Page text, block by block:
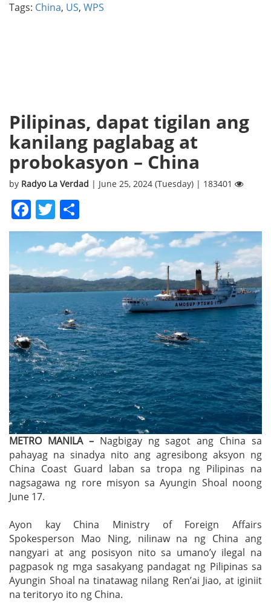
Tags: China, US, WPS
Pilipinas, dapat tigilan ang
kanilang paglabag at
probokasyon – China
by Radyo La Verdad | June 25, 2024 (Tuesday) | 183401
Facebook
Twitter
METRO MANILA –Nagbigay ng sagot ang China sa
pahayag na sinadya nito ang agresibong aksyon ng
China Coast Guard laban sa tropa ng Pilipinas na
nagsagawa ng rore misyon sa Ayungin Shoal noong
June 17.
Ayon kay China Ministry of Foreign Affairs
Spokesperson Mao Ning, nilinaw na ng China ang
nangyari at ang posisyon nito sa umano’y ilegal na
pagpasok ng mga sasakyang pandagat ng Pilipinas sa
Ayungin Shoal na tinatawag nilang Ren’ai Jiao, at iginiit
na teritoryo ito ng China.